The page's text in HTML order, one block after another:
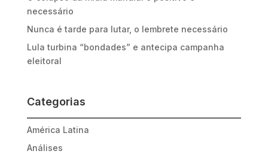
necessário
Nunca é tarde para lutar, o lembrete necessário
Lula turbina “bondades” e antecipa campanha
eleitoral
Categorias
América Latina
Análises